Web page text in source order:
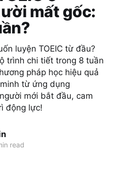
mất gốc:
luyện TOEIC từ đầu?
trình chi tiết trong 8 tuần
pháp học hiệu quả
từ ứng dụng
mới bắt đầu, cam
động lực!
read